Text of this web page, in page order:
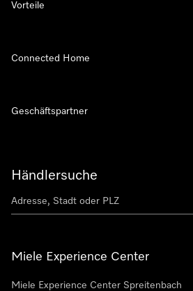
Händlersuche
Miele Experience Center
Miele Experience Center Spreitenbach
Vorteile
Connected Home
Geschäftspartner